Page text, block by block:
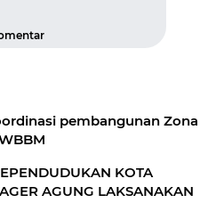
pembangunan Zona
KOTA